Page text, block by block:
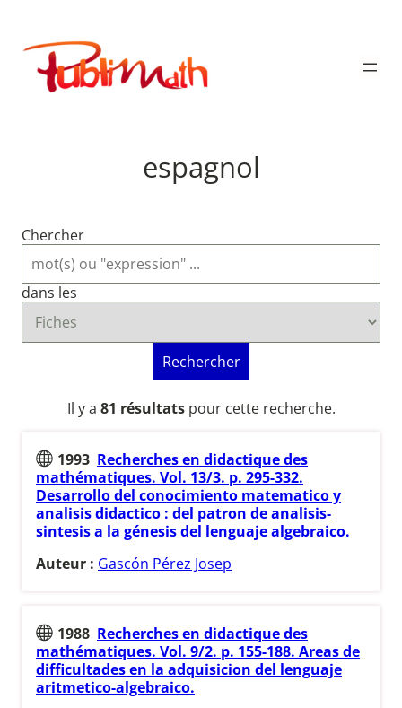
contenu
Publimath
espagnol
Chercher
dans les
Rechercher
Il y a 81 résultatspour cette recherche.
1993 Recherches en didactique des
mathématiques. Vol. 13/3. p. 295-332.
Desarrollo del conocimiento matematico y
analisis didactico : del patron de analisis-
sintesis a la génesis del lenguaje algebraico.
Auteur : Gascón Pérez Josep
1988 Recherches en didactique des
mathématiques. Vol. 9/2. p. 155-188. Areas de
difficultades en la adquisicion del lenguaje
aritmetico-algebraico.